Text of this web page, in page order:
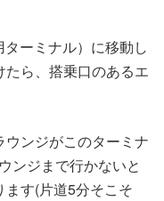
ーミナル）に移動し
ら、搭乗口のあるエ
ンジがこのターミナ
ンジまで行かないと
す(片道5分そこそ